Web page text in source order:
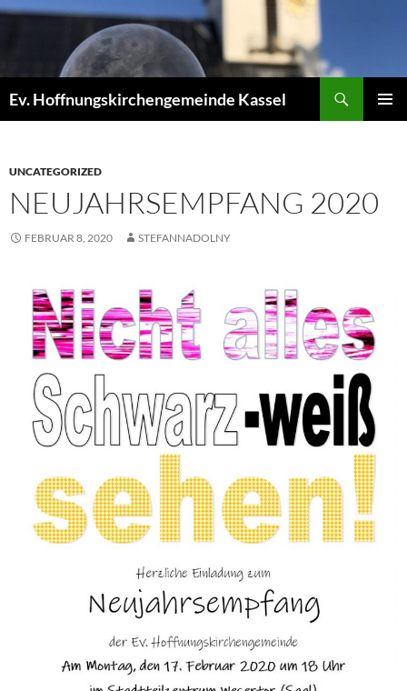
Zum
Ev. Hoffnungskirchengemeinde Kassel
UNCATEGORIZED
NEUJAHRSEMPFANG 2020
FEBRUAR 8, 2020 STEFANNADOLNY